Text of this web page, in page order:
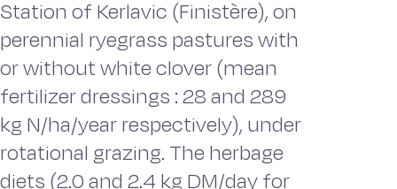
Station of Kerlavic (Finistère), on
perennial ryegrass pastures with
or without white clover (mean
fertilizer dressings : 28 and 289
kg N/ha/year respectively), under
rotational grazing. The herbage
diets (2.0 and 2.4 kg DM/day for